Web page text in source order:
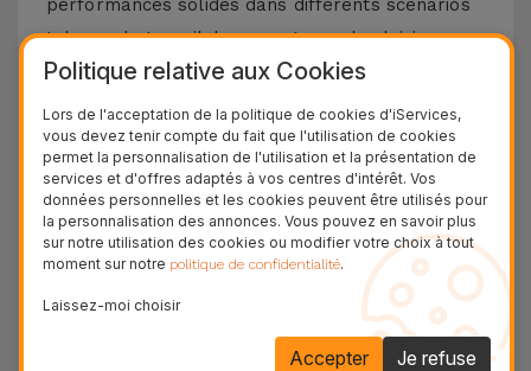
performances solides dans différents scénarios
tels que le travail, les voyages ou les loisirs.
Plus de détails sur ces écouteurs
antibruit
Parler de la suppression active du bruit (ANC) de
ces écouteurs Bluetooth, c'est parler d'une
expérience sonore totalement immersive. Qu'il
s'agisse de musique, d'un podcast ou d'une
flamme, ces écouteurs sont un allié puissant qui
élimine toutes les distractions de
Politique relative aux Cookies
Lors de l'acceptation de la politique de cookies d'iServices,
vous devez tenir compte du fait que l'utilisation de cookies
permet la personnalisation de l'utilisation et la présentation de
services et d'offres adaptés à vos centres d'intérêt. Vos
données personnelles et les cookies peuvent être utilisés pour
la personnalisation des annonces. Vous pouvez en savoir plus
sur notre utilisation des cookies ou modifier votre choix à tout
moment sur notre politique de confidentialité.
Laissez-moi choisir
Je refuse
Accepter